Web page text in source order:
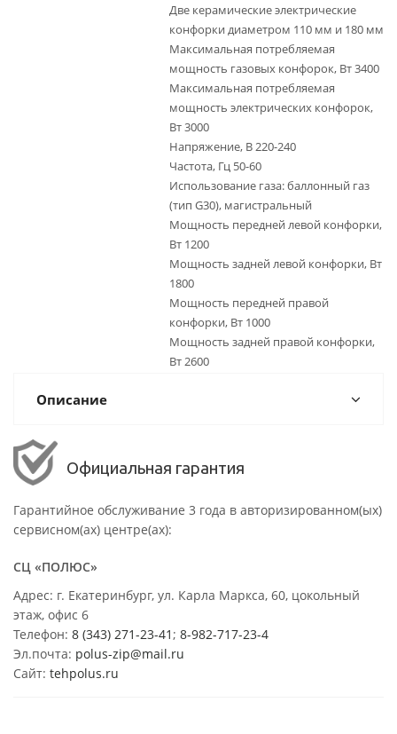
Две керамические электрические
конфорки диаметром 110 мм и 180 мм
Максимальная потребляемая
мощность газовых конфорок, Вт 3400
Максимальная потребляемая
мощность электрических конфорок,
Вт 3000
Напряжение, В 220-240
Частота, Гц 50-60
Использование газа: баллонный газ
(тип G30), магистральный
Мощность передней левой конфорки,
Вт 1200
Мощность задней левой конфорки, Вт
1800
Мощность передней правой
конфорки, Вт 1000
Мощность задней правой конфорки,
Вт 2600
Описание
Официальная гарантия
Гарантийное обслуживание 3 года в авторизированном(ых)
сервисном(ах) центре(ах):
СЦ «ПОЛЮС»
Адрес: г. Екатеринбург, ул. Карла Маркса, 60, цокольный
этаж, офис 6
Телефон: 8 (343) 271-23-41 ; 8-982-717-23-4
Эл.почта: polus-zip@mail.ru
Сайт: tehpolus.ru